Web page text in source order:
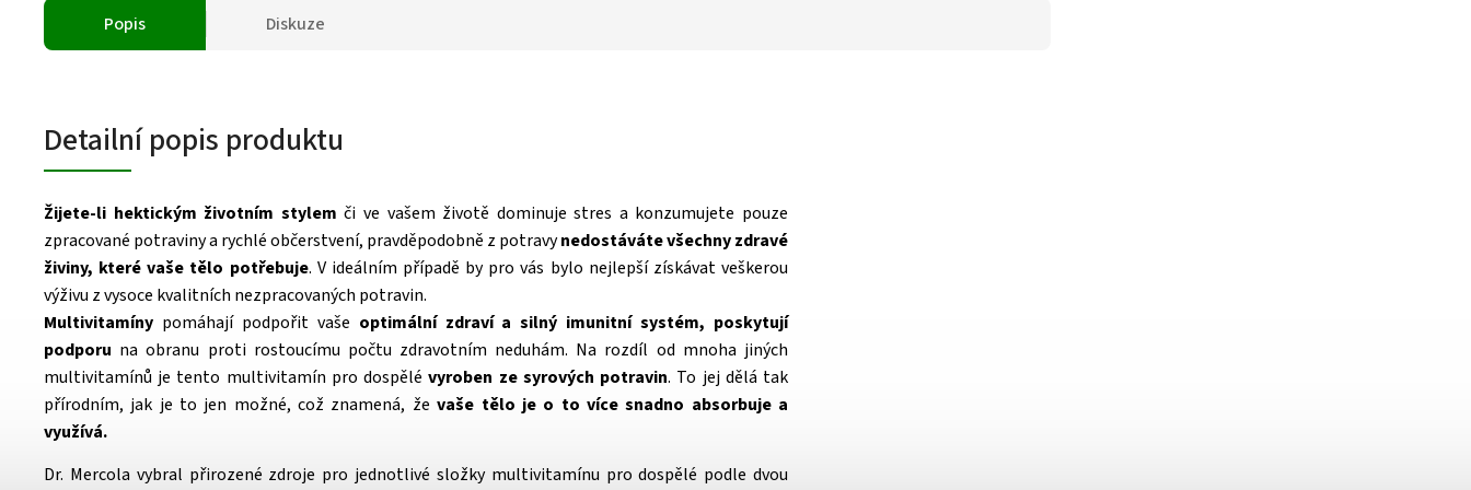
Popis Diskuze
Detailní popis produktu
Žijete-li hektickým životním stylem či ve vašem životě dominuje stres a konzumujete pouze
zpracované potraviny a rychlé občerstvení, pravděpodobně z potravynedostáváte všechny zdravé
živiny, které vaše tělo potřebuje. V ideálním případě by pro vás bylo nejlepší získávat veškerou
výživu z vysoce kvalitních nezpracovaných potravin.
Multivitamíny pomáhají podpořit vaše optimální zdraví a silný imunitní systém, poskytují
podporu na obranu proti rostoucímu počtu zdravotním neduhám. Na rozdíl od mnoha jiných
multivitamínů je tento multivitamín pro dospělévyroben ze syrových potravin. To jej dělá tak
přírodním, jak je to jen možné, což znamená, ževaše tělo je o to více snadno absorbuje a
využívá.
Dr. Mercola vybral přirozené zdroje pro jednotlivé složky multivitamínu pro dospělé podle dvou